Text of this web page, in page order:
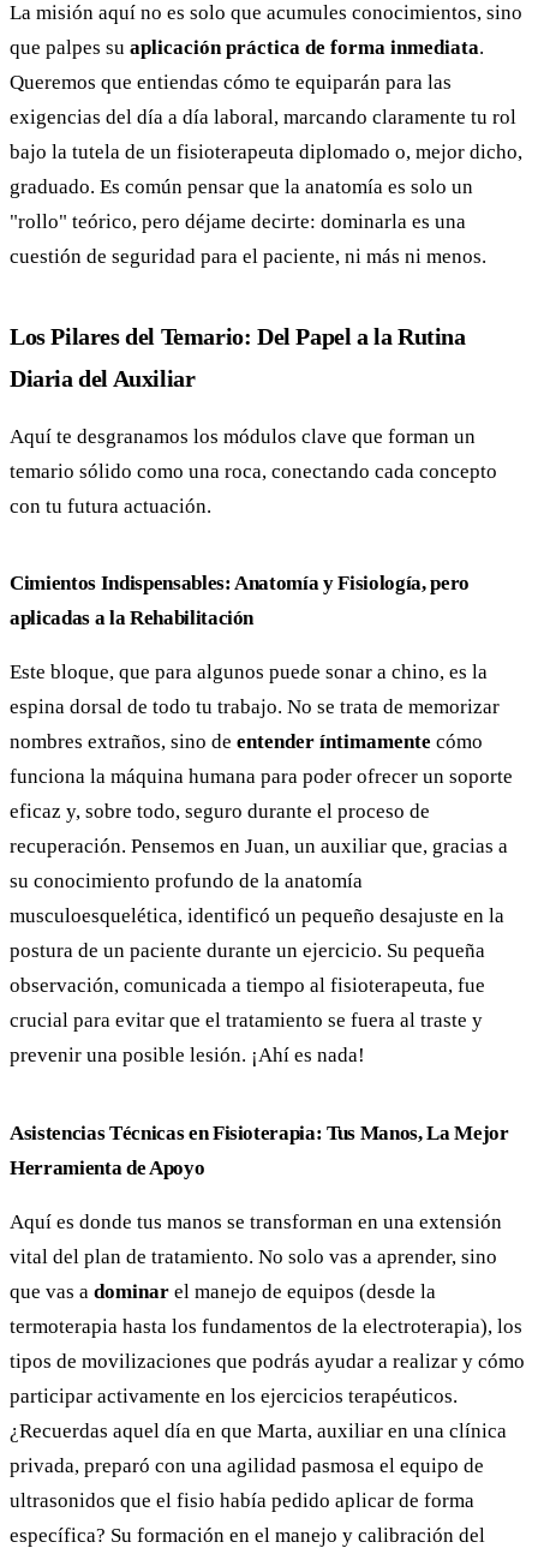
La misión aquí no es solo que acumules conocimientos, sino
que palpes su aplicación práctica de forma inmediata.
Queremos que entiendas cómo te equiparán para las
exigencias del día a día laboral, marcando claramente tu rol
bajo la tutela de un fisioterapeuta diplomado o, mejor dicho,
graduado. Es común pensar que la anatomía es solo un
"rollo" teórico, pero déjame decirte: dominarla es una
cuestión de seguridad para el paciente, ni más ni menos.
Los Pilares del Temario: Del Papel a la Rutina
Diaria del Auxiliar
Aquí te desgranamos los módulos clave que forman un
temario sólido como una roca, conectando cada concepto
con tu futura actuación.
Cimientos Indispensables: Anatomía y Fisiología, pero
aplicadas a la Rehabilitación
Este bloque, que para algunos puede sonar a chino, es la
espina dorsal de todo tu trabajo. No se trata de memorizar
nombres extraños, sino de entender íntimamente cómo
funciona la máquina humana para poder ofrecer un soporte
eficaz y, sobre todo, seguro durante el proceso de
recuperación. Pensemos en Juan, un auxiliar que, gracias a
su conocimiento profundo de la anatomía
musculoesquelética, identificó un pequeño desajuste en la
postura de un paciente durante un ejercicio. Su pequeña
observación, comunicada a tiempo al fisioterapeuta, fue
crucial para evitar que el tratamiento se fuera al traste y
prevenir una posible lesión. ¡Ahí es nada!
Asistencias Técnicas en Fisioterapia: Tus Manos, La Mejor
Herramienta de Apoyo
Aquí es donde tus manos se transforman en una extensión
vital del plan de tratamiento. No solo vas a aprender, sino
que vas a dominar el manejo de equipos (desde la
termoterapia hasta los fundamentos de la electroterapia), los
tipos de movilizaciones que podrás ayudar a realizar y cómo
participar activamente en los ejercicios terapéuticos.
¿Recuerdas aquel día en que Marta, auxiliar en una clínica
privada, preparó con una agilidad pasmosa el equipo de
ultrasonidos que el fisio había pedido aplicar de forma
específica? Su formación en el manejo y calibración del